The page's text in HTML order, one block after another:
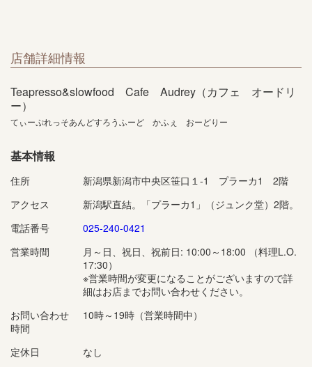
店舗詳細情報
Teapresso&slowfood Cafe Audrey（カフェ オードリ
ー）
てぃーぷれっそあんどすろうふーど かふぇ おーどりー
基本情報
住所
新潟県新潟市中央区笹口１-1 プラーカ1 2階
アクセス
新潟駅直結。「プラーカ1」（ジュンク堂）2階。
電話番号
025-240-0421
営業時間
月～日、祝日、祝前日: 10:00～18:00 （料理L.O.
17:30）
※営業時間が変更になることがございますので詳
細はお店までお問い合わせください。
お問い合わせ
時間
10時～19時（営業時間中）
定休日
なし